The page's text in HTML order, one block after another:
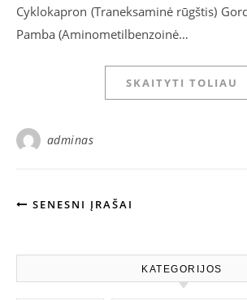
Cyklokapron (Traneksaminė rūgštis)
Pamba (Aminometilbenzoinė…
SKAITYTI TOLIAU
adminas
SENESNI ĮRAŠAI
KATEGORIJOS